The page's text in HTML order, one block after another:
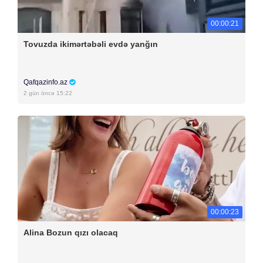
00:00:21
Tovuzda ikimərtəbəli evdə yanğın
Qafqazinfo.az
2 gün öncə 15:22
00:00:23
Alina Bozun qızı olacaq